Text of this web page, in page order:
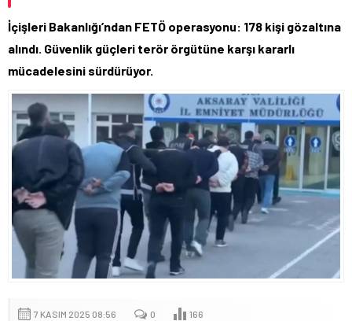
İçişleri Bakanlığı’ndan FETÖ operasyonu: 178 kişi gözaltına
alındı. Güvenlik güçleri terör örgütüne karşı kararlı
mücadelesini sürdürüyor.
7 KASIM 2025 08:56 0 166